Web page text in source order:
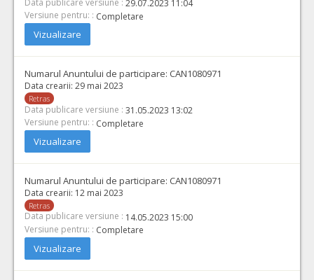
29.07.2023 11:04
Versiune pentru: : Completare
Vizualizare
Numarul Anuntului de participare: CAN1080971
Data crearii: 29 mai 2023
Retras
Data publicare versiune : 31.05.2023 13:02
Versiune pentru: : Completare
Vizualizare
Numarul Anuntului de participare: CAN1080971
Data crearii: 12 mai 2023
Retras
Data publicare versiune : 14.05.2023 15:00
Versiune pentru: : Completare
Vizualizare